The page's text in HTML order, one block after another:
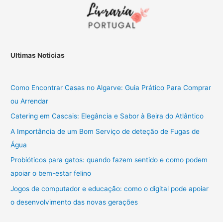
Ultimas Noticias
Como Encontrar Casas no Algarve: Guia Prático Para Comprar
ou Arrendar
Catering em Cascais: Elegância e Sabor à Beira do Atlântico
A Importância de um Bom Serviço de deteção de Fugas de
Água
Probióticos para gatos: quando fazem sentido e como podem
apoiar o bem-estar felino
Jogos de computador e educação: como o digital pode apoiar
o desenvolvimento das novas gerações